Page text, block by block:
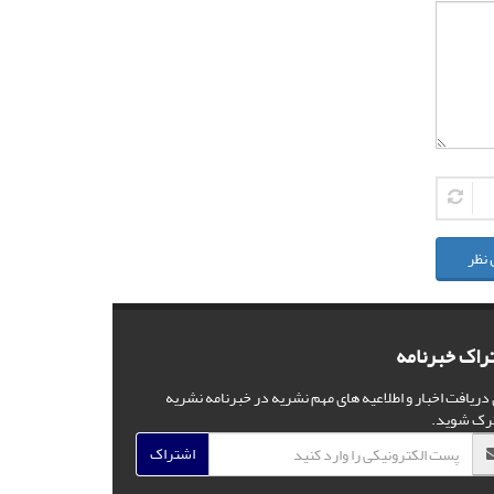
نظر
خبرنامه
دریافت اخبار و اطلاعیه های مهم نشریه در خبرنامه نشریه
شوید.
اشتراک